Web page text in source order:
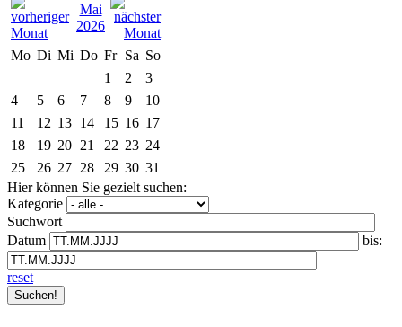
Mai
2026
Mo Di Mi Do Fr Sa So
1
2
3
4
5 6 7 8 9
10
11
12 13 14 15 16 17
18
19 20 21 22 23 24
25
26 27 28 29 30 31
Hier können Sie gezielt suchen:
Kategorie
Suchwort
Datum
bis:
reset